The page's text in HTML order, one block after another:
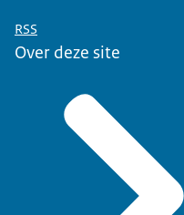
RSS
Over deze site